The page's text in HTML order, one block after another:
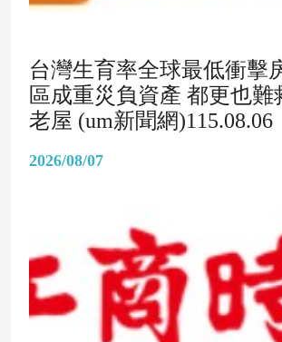
台灣生育率全球最低衝擊
區成重災負資產 都更也難
老屋 (um新聞網)115.08.06
2026/08/07